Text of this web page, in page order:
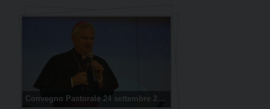
Convegno Pastorale 24 settembre 2019